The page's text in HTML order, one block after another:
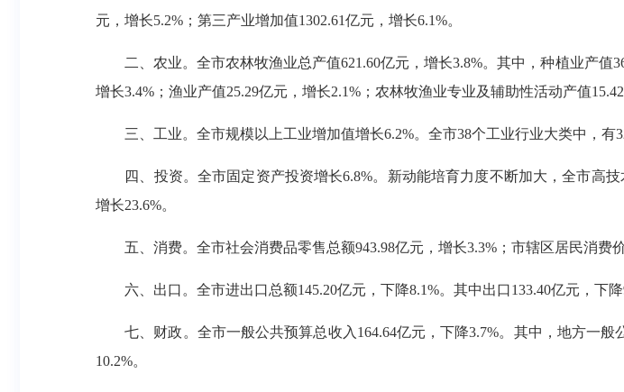
元，增长5.2%；第三产业增加值1302.61亿元，增长6.1%。
二、农业。全市农林牧渔业总产值621.60亿元，增长3.8%。其中，种植业产值
增长3.4%；渔业产值25.29亿元，增长2.1%；农林牧渔业专业及辅助性活动产值15.42
三、工业。全市规模以上工业增加值增长6.2%。全市38个工业行业大类中，有
四、投资。全市固定资产投资增长6.8%。新动能培育力度不断加大，全市高技
增长23.6%。
五、消费。全市社会消费品零售总额943.98亿元，增长3.3%；市辖区居民消费价
六、出口。全市进出口总额145.20亿元，下降8.1%。其中出口133.40亿元，下降
七、财政。全市一般公共预算总收入164.64亿元，下降3.7%。其中，地方一般
10.2%。